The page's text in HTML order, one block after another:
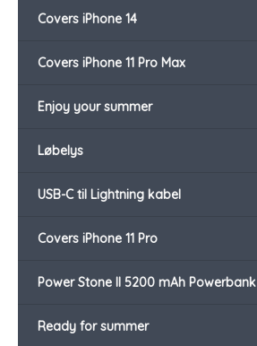
Covers iPhone 14
Covers iPhone 11 Pro Max
Enjoy your summer
Løbelys
USB-C til Lightning kabel
Covers iPhone 11 Pro
Power Stone II 5200 mAh Powerbank
Ready for summer